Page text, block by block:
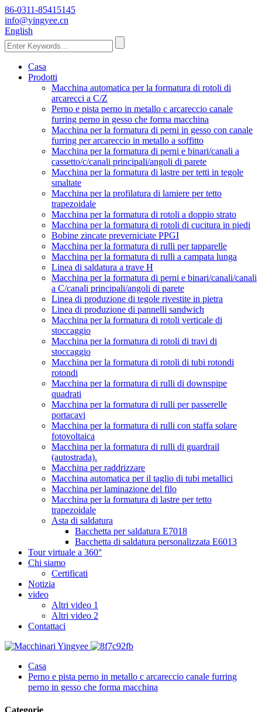
86-0311-85415145
info@yingyee.cn
English
Casa
Prodotti
Macchina automatica per la formatura di rotoli di
arcarecci a C/Z
Perno e pista perno in metallo c arcareccio canale
furring perno in gesso che forma macchina
Macchina per la formatura di perni in gesso con canale
furring per arcareccio in metallo a soffitto
Macchina per la formatura di perni e binari/canali a
cassetto/c/canali principali/angoli di parete
Macchina per la formatura di lastre per tetti in tegole
smaltate
Macchina per la profilatura di lamiere per tetto
trapezoidale
Macchina per la formatura di rotoli a doppio strato
Macchina per la formatura di rotoli di cucitura in piedi
Bobine zincate preverniciate PPGI
Macchina per la formatura di rulli per tapparelle
Macchina per la formatura di rulli a campata lunga
Linea di saldatura a trave H
Macchina per la formatura di perni e binari/canali/canali
a C/canali principali/angoli di parete
Linea di produzione di tegole rivestite in pietra
Linea di produzione di pannelli sandwich
Macchina per la formatura di rotoli verticale di
stoccaggio
Macchina per la formatura di rotoli di travi di
stoccaggio
Macchina per la formatura di rotoli di tubi rotondi
rotondi
Macchina per la formatura di rulli di downspipe
quadrati
Macchina per la formatura di rulli per passerelle
portacavi
Macchina per la formatura di rulli con staffa solare
fotovoltaica
Macchina per la formatura di rulli di guardrail
(autostrada).
Macchina per raddrizzare
Macchina automatica per il taglio di tubi metallici
Macchina per laminazione del filo
Macchina per la formatura di lastre per tetto
trapezoidale
Asta di saldatura
Bacchetta per saldatura E7018
Bacchetta di saldatura personalizzata E6013
Tour virtuale a 360°
Chi siamo
Certificati
Notizia
video
Altri video 1
Altri video 2
Contattaci
Casa
Perno e pista perno in metallo c arcareccio canale furring
perno in gesso che forma macchina